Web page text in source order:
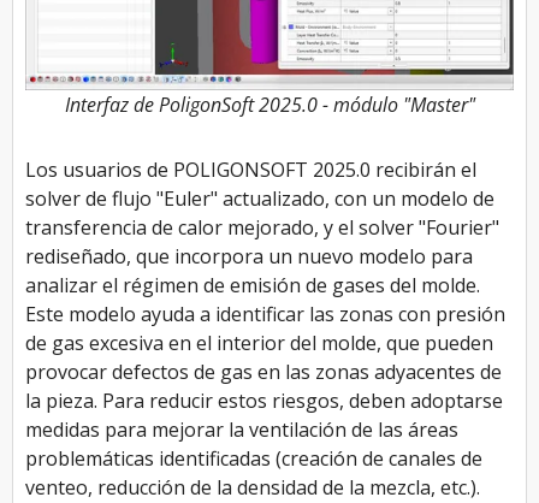
Interfaz de PoligonSoft 2025.0 - módulo "Master"
Los usuarios de POLIGONSOFT 2025.0 recibirán el
solver de flujo "Euler" actualizado, con un modelo de
transferencia de calor mejorado, y el solver "Fourier"
rediseñado, que incorpora un nuevo modelo para
analizar el régimen de emisión de gases del molde.
Este modelo ayuda a identificar las zonas con presión
de gas excesiva en el interior del molde, que pueden
provocar defectos de gas en las zonas adyacentes de
la pieza. Para reducir estos riesgos, deben adoptarse
medidas para mejorar la ventilación de las áreas
problemáticas identificadas (creación de canales de
venteo, reducción de la densidad de la mezcla, etc.).